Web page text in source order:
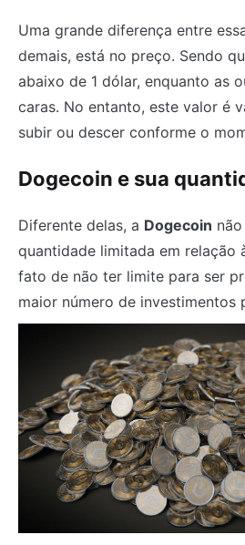
Uma grande diferença entre
demais, está no preço. Sendo
abaixo de 1 dólar, enquanto as
caras. No entanto, este valor é
subir ou descer conforme o
Dogecoin e sua
Diferente delas, a Dogecoin
quantidade limitada em relação
fato de não ter limite para ser
maior número de investimentos